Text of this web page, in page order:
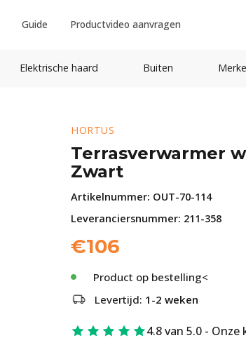
Guide Productvideo aanvragen
Elektrische haard Buiten
HORTUS
Terrasverwarmer
Zwart
Artikelnummer: OUT-70-114
Leveranciersnummer: 211-358
€106
Product op bestelling<
Levertijd: 1-2 weken
4.8 van 5.0 -